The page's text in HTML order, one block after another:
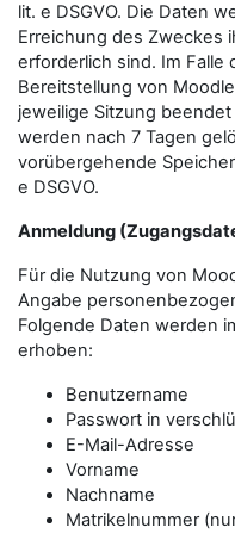
lit. e DSGVO. Die Daten
Erreichung des Zweckes
erforderlich sind. Im Falle
Bereitstellung von
jeweilige Sitzung
werden nach 7 Tagen
vorübergehende
e DSGVO.
Anmeldung
Für die Nutzung von
Angabe
Folgende Daten werden
erhoben:
Benutzername
Passwort in
E-Mail-Adresse
Vorname
Nachname
Matrikelnummer